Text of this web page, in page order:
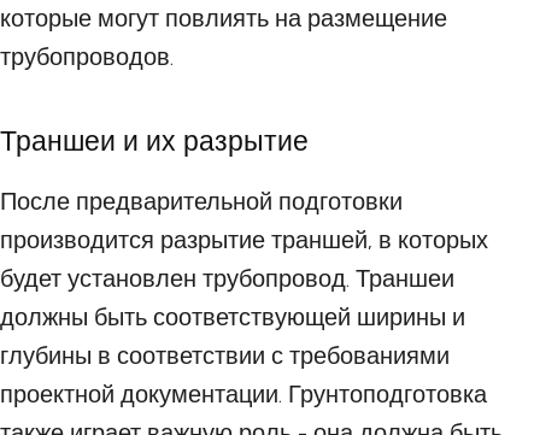
которые могут повлиять на размещение
трубопроводов.
Траншеи и их разрытие
После предварительной подготовки
производится разрытие траншей, в которых
будет установлен трубопровод. Траншеи
должны быть соответствующей ширины и
глубины в соответствии с требованиями
проектной документации. Грунтоподготовка